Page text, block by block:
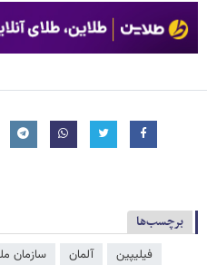
برچسب‌ها
فیلیپین آلمان سازمان